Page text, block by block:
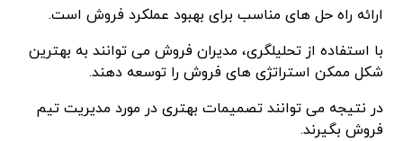
ارائه راه حل های مناسب برای بهبود عملکرد فروش است.
با استفاده از تحلیلگری، مدیران فروش می توانند به بهترین
شکل ممکن استراتژی های فروش را توسعه دهند.
در نتیجه می توانند تصمیمات بهتری در مورد مدیریت تیم
فروش بگیرند.